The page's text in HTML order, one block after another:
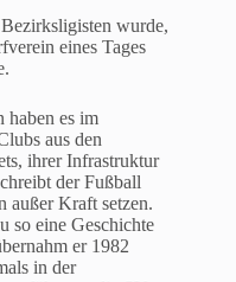
wurde,
eines Tages
haben es im
aus den
ihrer Infrastruktur
der Fußball
außer Kraft setzen.
so eine Geschichte
er 1982
in der